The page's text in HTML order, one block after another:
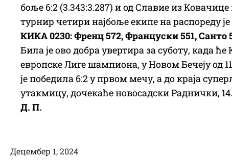
боље 6:2 (3.343:3.287) и од Славие из
турнир четири најбоље екипе на распореду
КИКА 0230: Френц 572, Француски 551,
Била је ово добра увертира за суботу, када
европске Лиге шампиона, у Новом Бечеју од
је победила 6:2 у првом мечу, а до краја
утакмицу, дочекаће новосадски Раднички,
Д. П.
Децембер 1, 2024